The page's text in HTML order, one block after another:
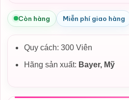
Còn hàng Miễn phí giao hàng
Quy cách: 300 Viên
Hãng sản xuất: Bayer, Mỹ